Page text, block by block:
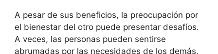
A pesar de sus beneficios, la preocupación por
el bienestar del otro puede presentar desafíos.
A veces, las personas pueden sentirse
abrumadas por las necesidades de los demás,